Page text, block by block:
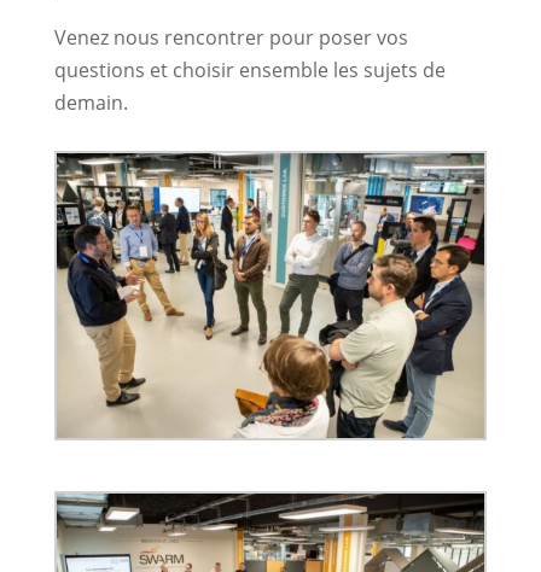
Venez nous rencontrer pour poser vos
questions et choisir ensemble les sujets de
demain.